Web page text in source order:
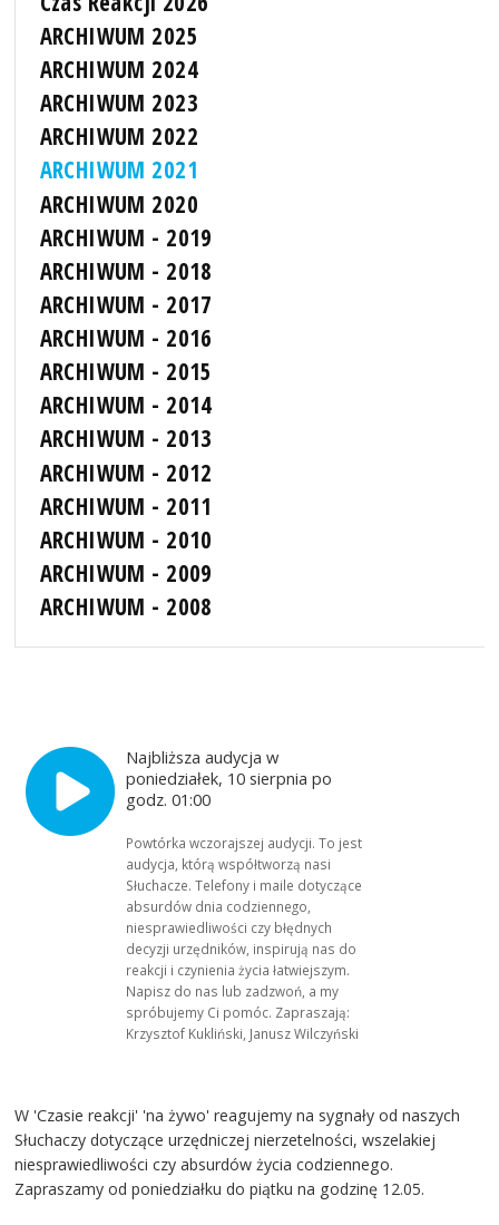
ARCHIWUM 2025
ARCHIWUM 2024
ARCHIWUM 2023
ARCHIWUM 2022
ARCHIWUM 2021
ARCHIWUM 2020
ARCHIWUM - 2019
ARCHIWUM - 2018
ARCHIWUM - 2017
ARCHIWUM - 2016
ARCHIWUM - 2015
ARCHIWUM - 2014
ARCHIWUM - 2013
ARCHIWUM - 2012
ARCHIWUM - 2011
ARCHIWUM - 2010
ARCHIWUM - 2009
ARCHIWUM - 2008
Najbliższa audycja w
poniedziałek, 10 sierpnia po
godz. 01:00
Powtórka wczorajszej audycji. To jest
audycja, którą współtworzą nasi
Słuchacze. Telefony i maile dotyczące
absurdów dnia codziennego,
niesprawiedliwości czy błędnych
decyzji urzędników, inspirują nas do
reakcji i czynienia życia łatwiejszym.
Napisz do nas lub zadzwoń, a my
spróbujemy Ci pomóc. Zapraszają:
Krzysztof Kukliński, Janusz Wilczyński
W 'Czasie reakcji' 'na żywo' reagujemy na sygnały od naszych
Słuchaczy dotyczące urzędniczej nierzetelności, wszelakiej
niesprawiedliwości czy absurdów życia codziennego.
Zapraszamy od poniedziałku do piątku na godzinę 12.05.